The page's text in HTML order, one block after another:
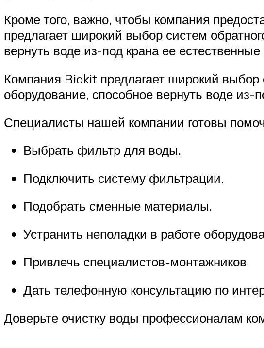
Кроме того, важно, чтобы компания
предлагает широкий выбор систем
вернуть воде из-под крана ее естественные
Компания Biokit предлагает широкий
оборудование, способное вернуть воде из-
Специалисты нашей компании готовы
Выбрать фильтр для воды.
Подключить систему фильтрации.
Подобрать сменные материалы.
Устранить неполадки в работе
Привлечь специалистов-монтажников.
Дать телефонную консультацию по
Доверьте очистку воды профессионалам